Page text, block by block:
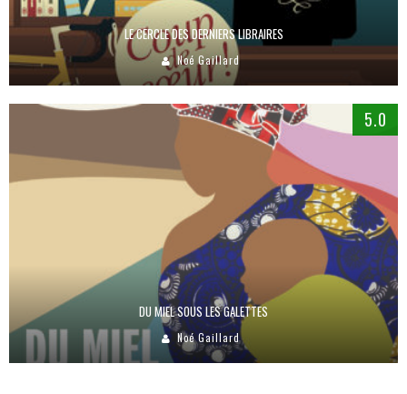
LE CERCLE DES DERNIERS LIBRAIRES
Noé Gaillard
5.0
DU MIEL SOUS LES GALETTES
Noé Gaillard